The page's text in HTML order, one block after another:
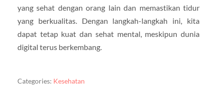
yang sehat dengan orang lain dan memastikan tidur
yang berkualitas. Dengan langkah-langkah ini, kita
dapat tetap kuat dan sehat mental, meskipun dunia
digital terus berkembang.
Categories: Kesehatan